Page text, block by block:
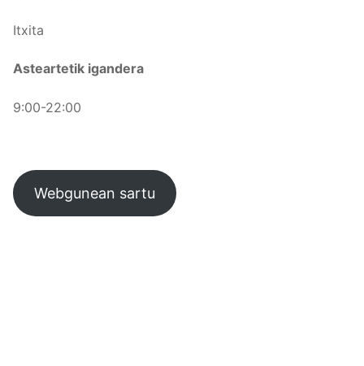
Itxita
Asteartetik igandera
9:00-22:00
Webgunean sartu